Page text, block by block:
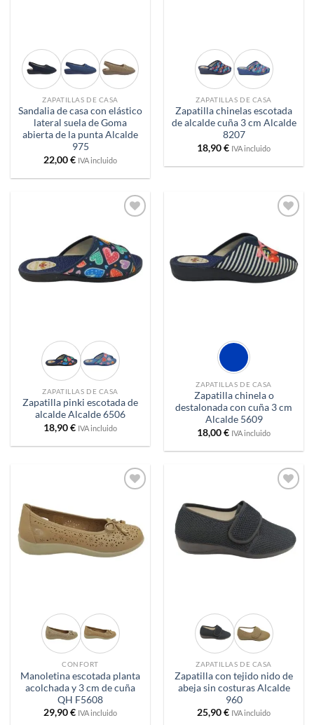
ZAPATILLAS DE CASA
Sandalia de casa con elástico
lateral suela de Goma
abierta de la punta Alcalde
975
22,00€ IVA incluido
ZAPATILLAS DE CASA
Zapatilla chinelas escotada
de alcalde cuña 3 cm Alcalde
8207
18,90€ IVA incluido
deseos
ZAPATILLAS DE CASA
Zapatilla pinki escotada de
alcalde Alcalde 6506
18,90€ IVA incluido
deseos
ZAPATILLAS DE CASA
Zapatilla chinela o
destalonada con cuña 3 cm
Alcalde 5609
18,00€ IVA incluido
deseos
CONFORT
Manoletina escotada planta
acolchada y 3 cm de cuña
QH F5608
29,90€ IVA incluido
ZAPATILLAS DE CASA
Zapatilla con tejido nido de
abeja sin costuras Alcalde
960
25,90€ IVA incluido